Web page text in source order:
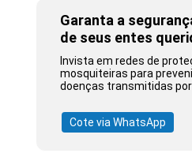
Garanta a
de seus entes
Invista em redes de
mosquiteiras para
doenças transmitidas
Cote via WhatsApp